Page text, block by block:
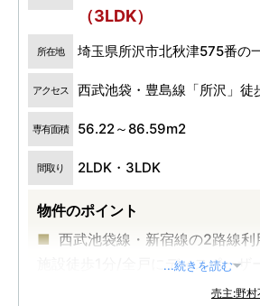
（3LDK）
所在地 埼玉県所沢市北秋津575番の
アクセス 西武池袋・豊島線「所沢」徒
専有面積 56.22～86.59m2
間取り 2LDK・3LDK
物件のポイント
西武池袋線・新宿線の2路線
施設徒歩1分/全戸にディスポーザ
...続きを読む
売主:野